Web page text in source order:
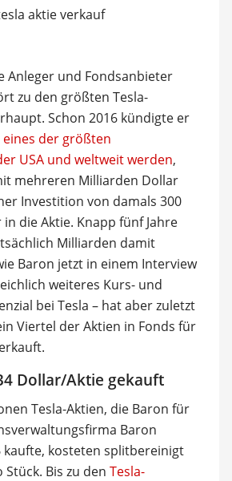
Anleger und Fondsanbieter
zu den größten Tesla-
Schon 2016 kündigte er
eines der größten
USA und weltweit werden,
mehreren Milliarden Dollar
Investition von damals 300
die Aktie. Knapp fünf Jahre
Milliarden damit
Baron jetzt in einem Interview
weiteres Kurs- und
bei Tesla – hat aber zuletzt
Viertel der Aktien in Fonds für
Dollar/Aktie gekauft
Tesla-Aktien, die Baron für
Baron
kaufte, kosteten splitbereinigt
Bis zu den Tesla-